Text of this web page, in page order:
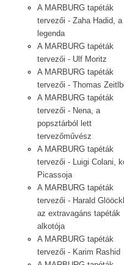
A MARBURG tapéták
tervezői - Zaha Hadid, a
legenda
A MARBURG tapéták
tervezői - Ulf Moritz
A MARBURG tapéták
tervezői - Thomas
A MARBURG tapéták
tervezői - Nena, a
popsztárból lett
tervezőművész
A MARBURG tapéták
tervezői - Luigi Colani,
Picassoja
A MARBURG tapéták
tervezői - Harald
az extravagáns tapéták
alkotója
A MARBURG tapéták
tervezői - Karim Rashid